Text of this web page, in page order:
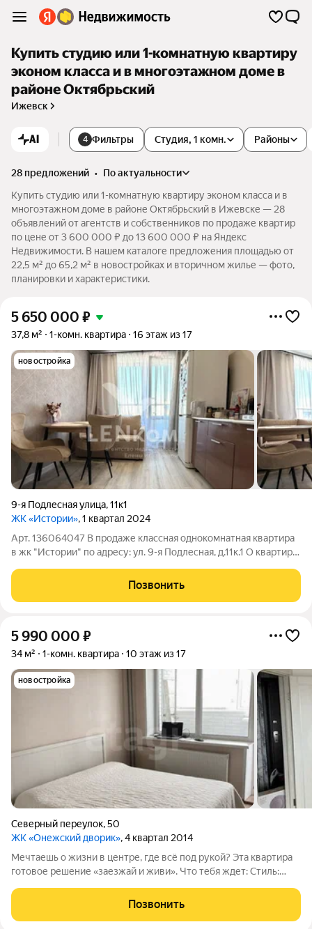
Купить студию или 1-комнатную квартиру
эконом класса и в многоэтажном доме в
районе Октябрьский
Ижевск
AI 4 Фильтры Студия, 1 комн. Районы
28 предложений •
по актуальности
Купить студию или 1-комнатную квартиру эконом класса и в
многоэтажном доме в районе Октябрьский в Ижевске — 28
объявлений от агентств и собственников по продаже квартир
по цене от 3 600 000 ₽ до 13 600 000 ₽ на Яндекс
Недвижимости. В нашем каталоге предложения площадью от
22,5 м² до 65,2 м² в новостройках и вторичном жилье — фото,
планировки и характеристики.
5 650 000 ₽
37,8 м² 1-комн. квартира 16 этаж из 17
новостройка
9-я Подлесная улица,11к1
ЖК «Истории», 1 квартал 2024
Арт. 136064047 В продаже классная однокомнатная квартира
в жк "Истории" по адресу: ул. 9-я Подлесная, д.11к.1 О квартире:
и жить; + Дополнительно проведена электрика по всей
квартире, а так
Позвонить
5 990 000 ₽
34 м² 1-комн. квартира 10 этаж из 17
новостройка
Северный переулок,50
ЖК «Онежский дворик», 4 квартал 2014
Мечтаешь о жизни в центре, где всё под рукой? Эта квартира
готовое решение «заезжай и живи». Что тебя ждет: Стиль:
Продуманная планировка,
Позвонить